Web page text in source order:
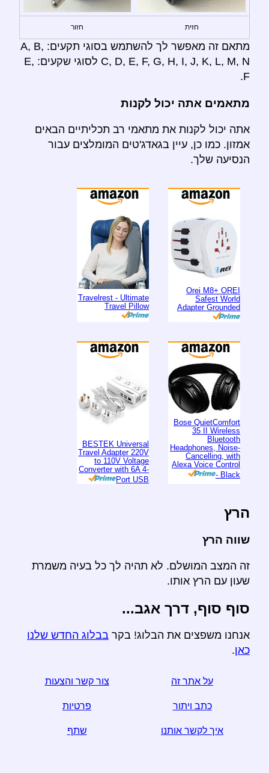
חזית חזור
מתאם זה מאפשר לך להשתמש בסוגי תקעים: A, B,
C, D, E, F, G, H, I, J, K, L, M, N לסוגי שקעים: E,
F.
מתאמים אתה יכול לקנות
אתה יכול לקנות את מתאמי רב תכליתיים הבאים
אמזון. כמו כן, עיין בגאדג'טים המומלצים עבור
הנסיעה שלך.
Orei M8+ OREI
Safest World
Adapter Grounded
Travelrest - Ultimate
Travel Pillow
Bose QuietComfort
35 II Wireless
Bluetooth
Headphones, Noise-
Cancelling, with
Alexa Voice Control
- Black
BESTEK Universal
Travel Adapter 220V
to 110V Voltage
Converter with 6A 4-
Port USB
הרץ
שווה הרץ
זה המצב המושלם. לא תהיה לך כל בעיה משמרת
שעון עם הרץ אותו.
סוף סוף, דרך אגב...
אנחנו משפצים את הבלוג! בקר בבלוג החדש שלנו
כאן.
על אתר זה צור קשר והצעות
כתב ויתור פרטיות
איך לקשר אותנו שתף